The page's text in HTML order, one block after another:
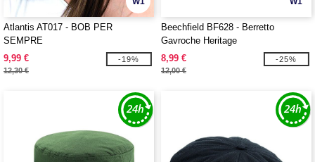
Atlantis AT017 - BOB PER
SEMPRE
9,99 €
12,30 €
-19%
Beechfield BF628 - Berretto
Gavroche Heritage
8,99 €
12,00 €
-25%